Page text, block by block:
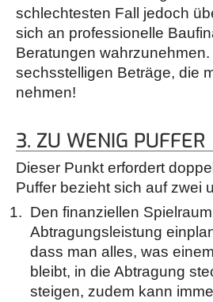
schlechtesten Fall jedoch
sich an professionelle
Beratungen
sechsstelligen Beträge, die
nehmen!
3. ZU WENIG PUFFER
Dieser Punkt erfordert
Puffer bezieht sich auf zwei
Den finanziellen
Abtragungsleistung
dass man alles, was
bleibt, in die Abtragung
steigen, zudem kann